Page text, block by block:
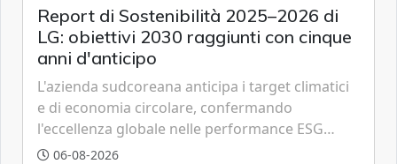
Report di Sostenibilità 2025–2026 di
LG: obiettivi 2030 raggiunti con cinque
anni d'anticipo
L'azienda sudcoreana anticipa i target climatici
e di economia circolare, confermando
l'eccellenza globale nelle performance ESG
grazie a innovazione, accessibilità e governance
06-08-2026